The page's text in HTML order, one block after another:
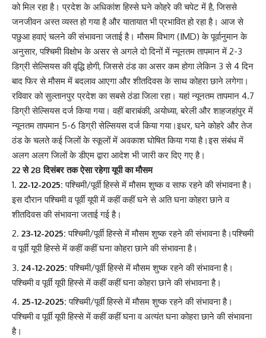
को मिल रहा है। प्रदेश के अधिकांश हिस्से घने कोहरे की चपेट में है, जिससे
जनजीवन अस्त व्यस्त हो गया है और यातायात भी प्रभावित हो रहा है। आज से
पछुआ हवाएं चलने की संभावना जताई है। मौसम विभाग (IMD) के पूर्वानुमान के
अनुसार, पश्चिमी विक्षोभ के असर से अगले दो दिनों में न्यूनतम तापमान में 2-3
डिग्री सेल्सियस की वृद्धि होगी, जिससे ठंड का असर कम होगा लेकिन 3 से 4 दिन
बाद फिर से मौसम में बदलाव आएगा और शीतदिवस के साथ कोहरा छाने लगेगा।
रविवार को सुल्तानपुर प्रदेश का सबसे ठंडा जिला रहा। यहां न्यूनतम तापमान 4.7
डिग्री सेल्सियस दर्ज किया गया। वहीं बाराबंकी, अयोध्या, बरेली और शाहजहांपुर में
न्यूनतम तापमान 5-6 डिग्री सेल्सियस दर्ज किया गया।इधर, घने कोहरे और तेज
ठंड के चलते कई जिलों के स्कूलों में अवकाश घोषित किया गया है।इस संबंध में
अलग अलग जिलों के डीएम द्वारा आदेश भी जारी कर दिए गए है।
22 से 28 दिसंबर तक ऐसा रहेगा यूपी का मौसम
22-12-2025: पश्चिमी/पूर्वी हिस्से में मौसम शुष्क व साफ रहने की संभावना है।
इस दौरान पश्चिमी व पूर्वी यूपी में कहीं कहीं घने से अति घना कोहरा छाने व
शीतदिवस की संभावना जताई गई है।
23-12-2025: पश्चिमी/पूर्वी हिस्से में मौसम शुष्क रहने की संभावना है।पश्चिमी
व पूर्वी यूपी हिस्से में कहीं कहीं घना कोहरा छाने की संभावना है।
24-12-2025: पश्चिमी/पूर्वी हिस्से में मौसम शुष्क रहने की संभावना है।
पश्चिमी व पूर्वी यूपी हिस्से में कहीं कहीं घना कोहरा छाने की संभावना है।
25-12-2025: पश्चिमी/पूर्वी हिस्से में मौसम शुष्क रहने की संभावना है।
पश्चिमी व पूर्वी यूपी हिस्से में कहीं कहीं घना व अत्यंत घना कोहरा छाने की संभावना
है।